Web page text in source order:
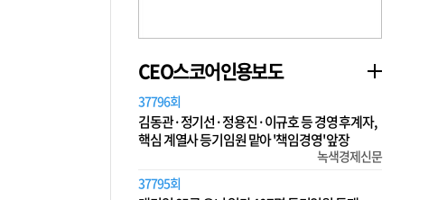
CEO스코어인용보도
37796회
김동관·정기선·정용진·이규호 등 경영 후계자,
핵심 계열사 등기임원 맡아 '책임경영' 앞장
녹색경제신문
37795회